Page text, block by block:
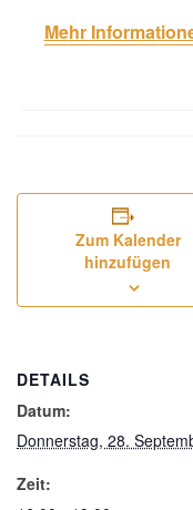
Mehr
Zum Kalender
hinzufügen
DETAILS
Datum:
Donnerstag, 28.
Zeit: